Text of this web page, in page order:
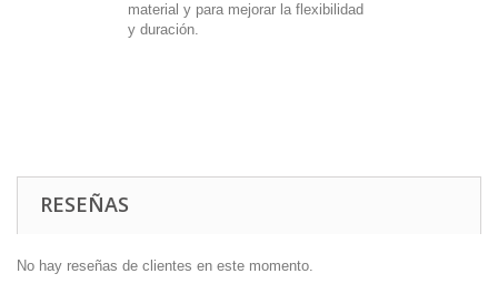
material y para mejorar la flexibilidad
y duración.
RESEÑAS
No hay reseñas de clientes en este momento.